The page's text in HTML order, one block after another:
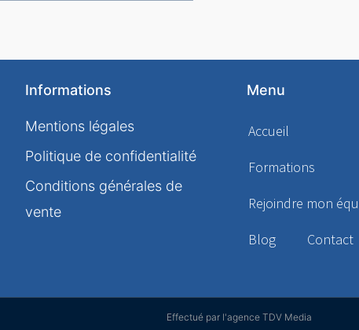
Informations
Mentions légales
Politique de confidentialité
Conditions générales de
vente
Menu
Accueil
Formations
Rejoindre mon
Blog
Contact
Effectué par l'agence TDV Media